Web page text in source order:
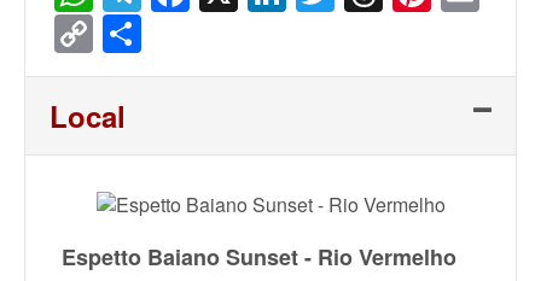
Copy
Link
Local
Espetto Baiano Sunset - Rio Vermelho